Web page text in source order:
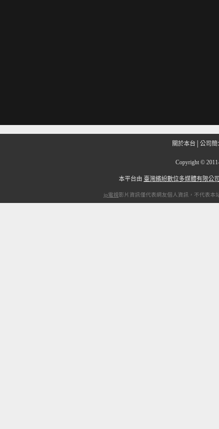
關於本台 公司簡
Copyright ©
本平台由 臺灣繽紛數位多媒體有限公
ip電視影片資訊僅代表網友個人資訊，不代表本